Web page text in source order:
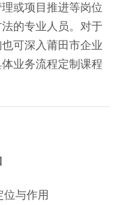
或项目推进等岗位
的专业人员。对于
可深入莆田市企业
业务流程定制课程
位与作用